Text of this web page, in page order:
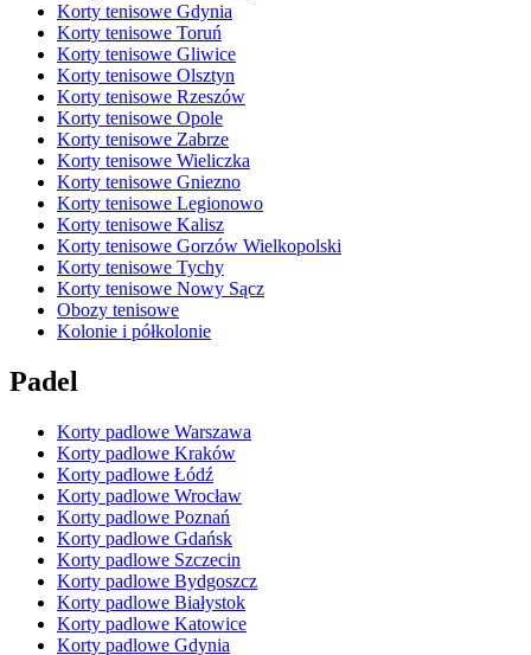
Korty tenisowe Gdynia
Korty tenisowe Toruń
Korty tenisowe Gliwice
Korty tenisowe Olsztyn
Korty tenisowe Rzeszów
Korty tenisowe Opole
Korty tenisowe Zabrze
Korty tenisowe Wieliczka
Korty tenisowe Gniezno
Korty tenisowe Legionowo
Korty tenisowe Kalisz
Korty tenisowe Gorzów Wielkopolski
Korty tenisowe Tychy
Korty tenisowe Nowy Sącz
Obozy tenisowe
Kolonie i półkolonie
Padel
Korty padlowe Warszawa
Korty padlowe Kraków
Korty padlowe Łódź
Korty padlowe Wrocław
Korty padlowe Poznań
Korty padlowe Gdańsk
Korty padlowe Szczecin
Korty padlowe Bydgoszcz
Korty padlowe Białystok
Korty padlowe Katowice
Korty padlowe Gdynia